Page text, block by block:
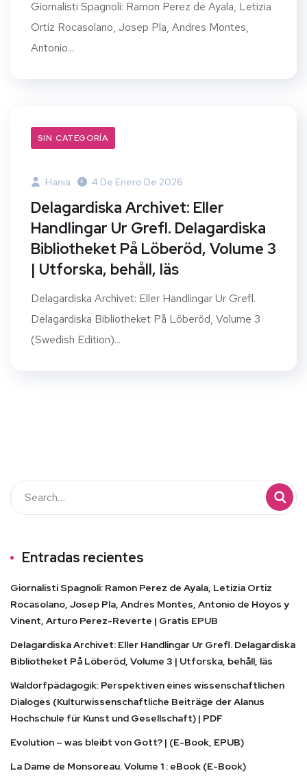
Giornalisti Spagnoli: Ramon Perez de Ayala, Letizia
Ortiz Rocasolano, Josep Pla, Andres Montes,
Antonio...
SIN CATEGORÍA
Hania 4 De Enero De 2026
Delagardiska Archivet: Eller
Handlingar Ur Grefl. Delagardiska
Bibliotheket På Löberöd, Volume 3
| Utforska, behåll, läs
Delagardiska Archivet: Eller Handlingar Ur Grefl.
Delagardiska Bibliotheket På Löberöd, Volume 3
(Swedish Edition)...
Entradas recientes
Giornalisti Spagnoli: Ramon Perez de Ayala, Letizia Ortiz
Rocasolano, Josep Pla, Andres Montes, Antonio de Hoyos y
Vinent, Arturo Perez-Reverte | Gratis EPUB
Delagardiska Archivet: Eller Handlingar Ur Grefl. Delagardiska
Bibliotheket På Löberöd, Volume 3 | Utforska, behåll, läs
Waldorfpädagogik: Perspektiven eines wissenschaftlichen
Dialoges (Kulturwissenschaftliche Beiträge der Alanus
Hochschule für Kunst und Gesellschaft) | PDF
Evolution – was bleibt von Gott? | (E-Book, EPUB)
La Dame de Monsoreau. Volume 1 : eBook (E-Book)